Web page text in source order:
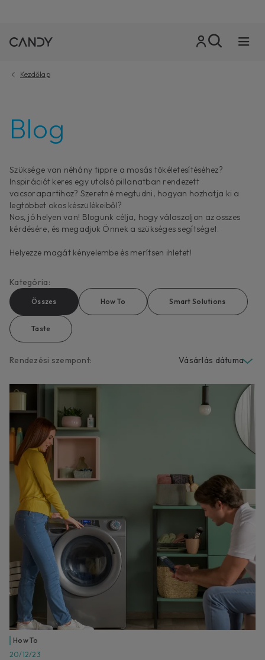
Kezdőlap
Blog
Szüksége van néhány tippre a mosás tökéletesítéséhez?
Inspirációt keres egy utolsó pillanatban rendezett
vacsorapartihoz? Szeretné megtudni, hogyan hozhatja ki a
legtöbbet okos készülékeiből?
Nos, jó helyen van! Blogunk célja, hogy válaszoljon az összes
kérdésére, és megadjuk Önnek a szükséges segítséget.
Helyezze magát kényelembe és merítsen ihletet!
Kategória:
Összes How To Smart Solutions
Taste
Rendezési szempont:
How To
20/12/23